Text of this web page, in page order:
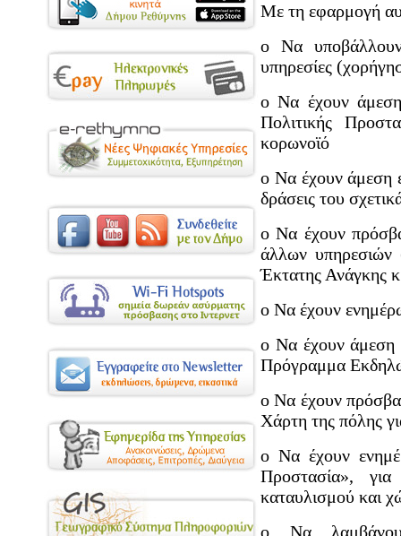
Με τη εφαρμογή
o Να υποβάλλουν
υπηρεσίες
o Να έχουν
Πολιτικής
κορωνοϊό
o Να έχουν άμεση
δράσεις του
o Να έχουν
άλλων υπηρεσιών
Έκτατης Ανάγκης
o Να έχουν
o Να έχουν άμεση
Πρόγραμμα
o Να έχουν
Χάρτη της πόλης
o Να έχουν
Προστασία»,
καταυλισμού και
o Να